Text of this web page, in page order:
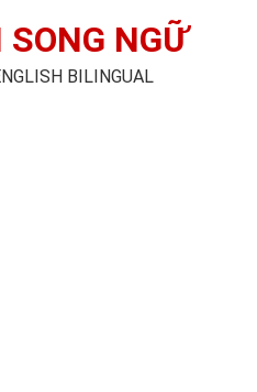
NGỮ
BILINGUAL